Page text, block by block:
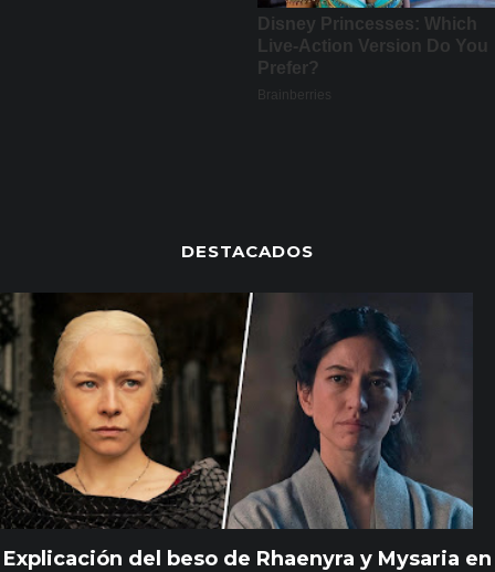
DESTACADOS
Explicación del beso de Rhaenyra y Mysaria en